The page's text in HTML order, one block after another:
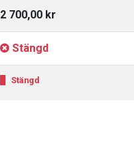
2 700,00 kr
Stängd
Stängd